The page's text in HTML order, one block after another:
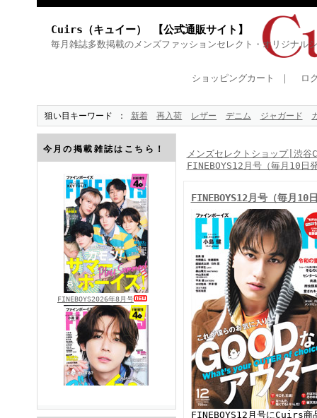
Cuirs（キュイー） 【公式通販サイト】
毎月雑誌多数掲載のメンズファッションセレクト・オリジナル
ショッピングカート ｜ ロ
狙い目キーワード 新着 再入荷 レザー デニム ジャガード
今月の掲載雑誌はこちら！
FINEBOYS2026年8月号
メンズセレクトショップ|渋
FINEBOYS12月号（毎月10日
FINEBOYS12月号（毎月10
FINEBOYS12月号にCuirs